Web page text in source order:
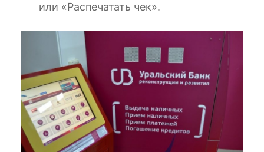
или «Распечатать чек».